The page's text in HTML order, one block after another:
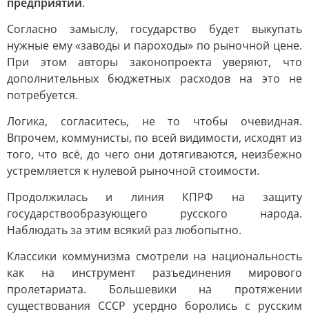
Согласно замыслу, государство будет выкупать
нужные ему «заводы и пароходы» по рыночной цене.
При этом авторы законопроекта уверяют, что
дополнительных бюджетных расходов на это не
потребуется.
Логика, согласитесь, не то чтобы очевидная.
Впрочем, коммунисты, по всей видимости, исходят из
того, что всё, до чего они дотягиваются, неизбежно
устремляется к нулевой рыночной стоимости.
Продолжилась и линия КПРФ на защиту
государствообразующего русского народа.
Наблюдать за этим всякий раз любопытно.
Классики коммунизма смотрели на национальность
как на инструмент разъединения мирового
пролетариата. Большевики на протяжении
существования СССР усердно боролись с русским